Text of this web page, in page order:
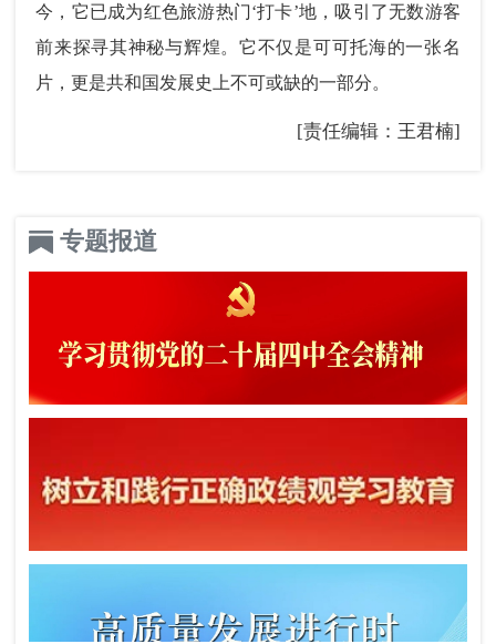
今，它已成为红色旅游热门‘打卡’地，吸引了无数游客
前来探寻其神秘与辉煌。它不仅是可可托海的一张名
片，更是共和国发展史上不可或缺的一部分。
[责任编辑：王君楠]
专题报道